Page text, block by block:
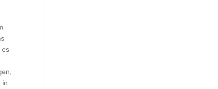
es
in